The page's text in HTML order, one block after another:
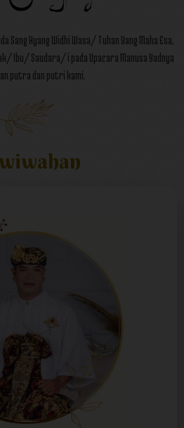
Sang Hyang Widhi Wasa/ Tuhan Yang Maha Esa,
Ibu/ Saudara/ i pada Upacara Manusa Yadnya
putra dan putri kami.